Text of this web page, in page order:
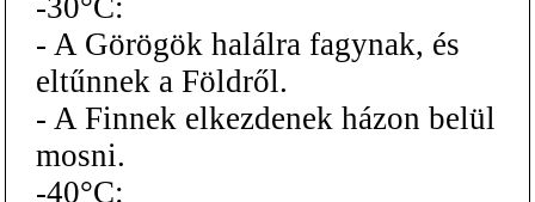
- A Görögök halálra fagynak, és
eltűnnek a Földről.
- A Finnek elkezdenek házon belül
mosni.
-40°C: